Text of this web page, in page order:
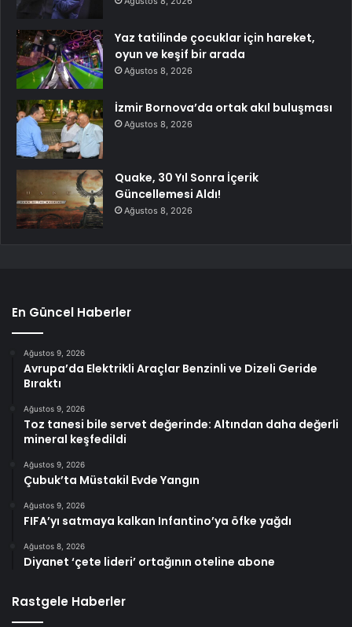
Yaz tatilinde çocuklar için hareket,
oyun ve keşif bir arada
Ağustos 8, 2026
İzmir Bornova’da ortak akıl buluşması
Ağustos 8, 2026
Quake, 30 Yıl Sonra İçerik
Güncellemesi Aldı!
Ağustos 8, 2026
En Güncel Haberler
Ağustos 9, 2026
Avrupa’da Elektrikli Araçlar Benzinli ve Dizeli Geride
Bıraktı
Ağustos 9, 2026
Toz tanesi bile servet değerinde: Altından daha değerli
mineral keşfedildi
Ağustos 9, 2026
Çubuk’ta Müstakil Evde Yangın
Ağustos 9, 2026
FIFA’yı satmaya kalkan Infantino’ya öfke yağdı
Ağustos 8, 2026
Diyanet ‘çete lideri’ ortağının oteline abone
Rastgele Haberler